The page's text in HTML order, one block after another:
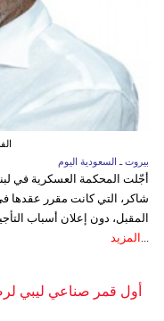
بيروت ـ السعودية اليوم
أجّلت المحكمة العسكرية في
المقبل، دون إعلان أسباب
المزيد
أول قمر صناعي ليبي